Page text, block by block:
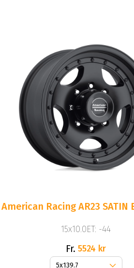
American Racing AR23 SATIN
15x10.0ET: -44
Fr. 5524 kr